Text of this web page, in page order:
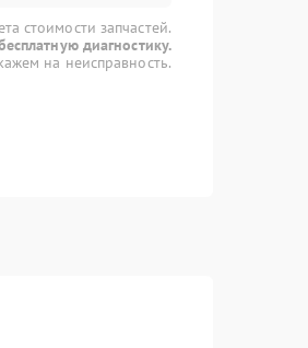
стоимости запчастей.
диагностику.
на неисправность.